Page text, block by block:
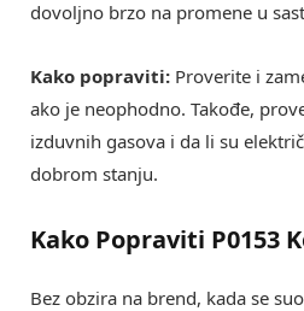
dovoljno brzo na promene u
Kako popraviti: Proverite i
ako je neophodno. Takođe,
izduvnih gasova i da li su
dobrom stanju.
Kako Popraviti P0153
Bez obzira na brend, kada se